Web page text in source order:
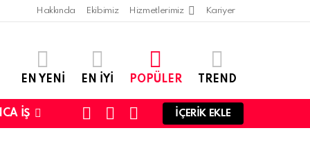
Hakkında Ekibimiz Hizmetlerimiz Kariyer
EN YENI EN IYI POPÜLER TREND
İŞ
SWITCHSEARCHLOGIN
İÇERIK EKLE